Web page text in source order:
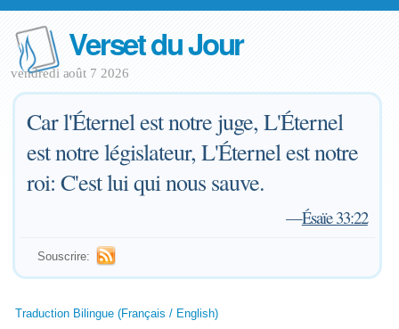
Verset du Jour
vendredi août 7 2026
Car l'Éternel est notre juge, L'Éternel
est notre législateur, L'Éternel est notre
roi: C'est lui qui nous sauve.
—Ésaïe 33:22
Souscrire:
Traduction Bilingue (Français / English)